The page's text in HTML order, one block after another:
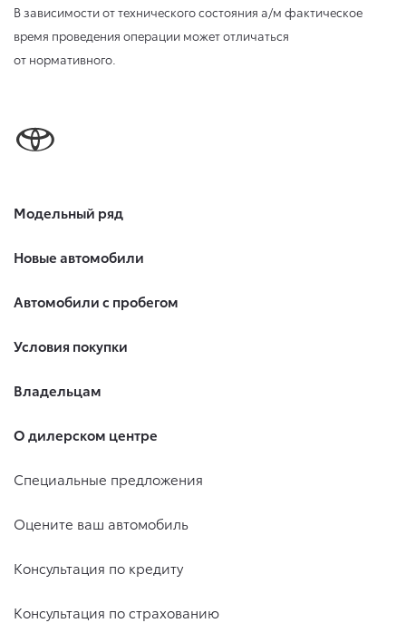
В зависимости от технического состояния а/м фактическое
время проведения операции может отличаться
от нормативного.
Модельный ряд
Новые автомобили
Автомобили с пробегом
Условия покупки
Владельцам
О дилерском центре
Специальные предложения
Оцените ваш автомобиль
Консультация по кредиту
Консультация по страхованию